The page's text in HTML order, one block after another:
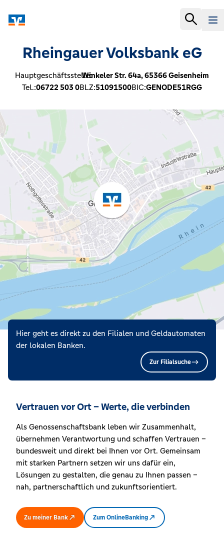
Rheingauer Volksbank eG
Hauptgeschäftsstelle:Winkeler Str. 64a,65366Geisenheim
Tel.:06722 503 0BLZ:51091500BIC:GENODE51RGG
Hier geht es direkt zu den Filialen und Geldautomaten
der lokalen Banken.
Zur Filialsuche
Vertrauen vor Ort – Werte, die verbinden
Als Genossenschaftsbank leben wir Zusammenhalt,
übernehmen Verantwortung und schaffen Vertrauen –
bundesweit und direkt bei Ihnen vor Ort. Gemeinsam
mit starken Partnern setzen wir uns dafür ein,
Lösungen zu gestalten, die genau zu Ihnen passen –
nah, partnerschaftlich und zukunftsorientiert.
Zu meiner Bank Zum OnlineBanking